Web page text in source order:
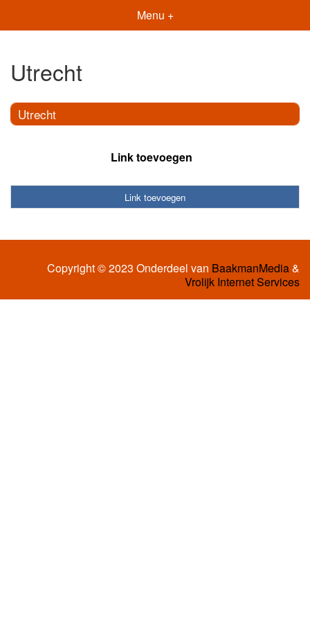
Menu +
Utrecht
Utrecht
Link toevoegen
Link toevoegen
Copyright © 2023 Onderdeel van BaakmanMedia&
Vrolijk Internet Services